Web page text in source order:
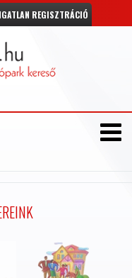
REGISZTRÁCIÓ